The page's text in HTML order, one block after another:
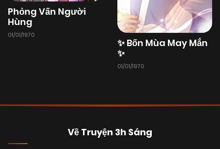
Phỏng Vấn Người
Hùng
01/01/1970
✨ Bốn Mùa May Mắn
✨
01/01/1970
Về Truyện 3h Sáng